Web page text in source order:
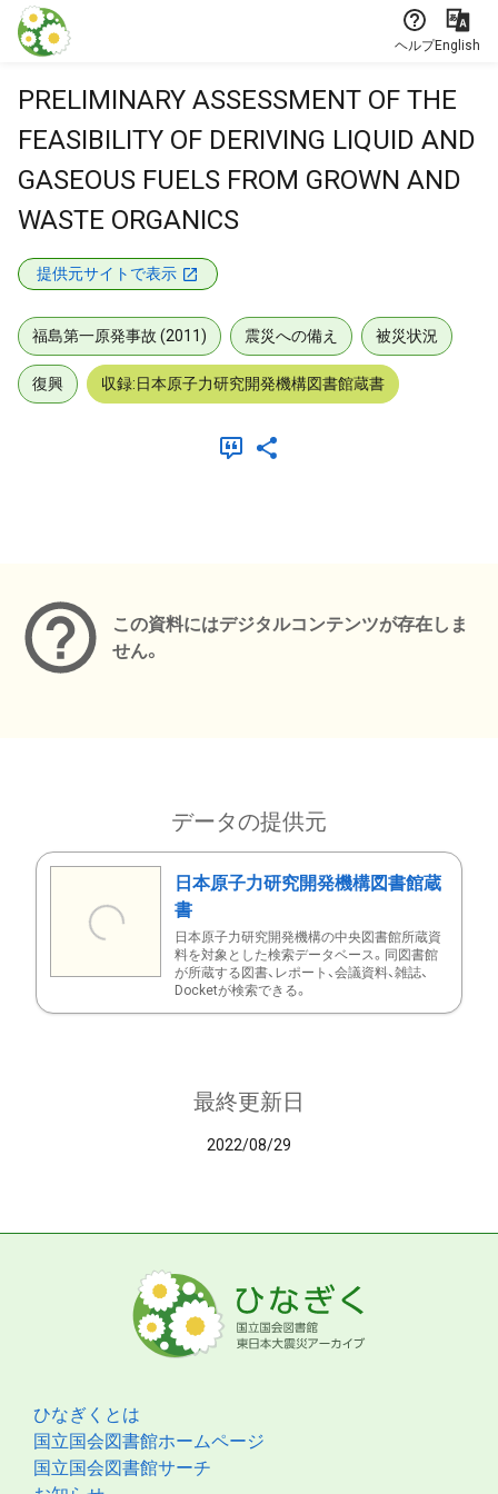
本文に飛ぶ
ヘルプEnglish
PRELIMINARY ASSESSMENT OF THE
FEASIBILITY OF DERIVING LIQUID AND
GASEOUS FUELS FROM GROWN AND
WASTE ORGANICS
提供元サイトで表示
福島第一原発事故 (2011) 震災への備え 被災状況
復興 収録:日本原子力研究開発機構図書館蔵書
この資料にはデジタルコンテンツが存在しま
せん。
データの提供元
日本原子力研究開発機構図書館蔵
書
日本原子力研究開発機構の中央図書館所蔵資
料を対象とした検索データベース。同図書館
が所蔵する図書、レポート、会議資料、雑誌、
Docketが検索できる。
最終更新日
2022/08/29
ひなぎくとは
国立国会図書館ホームページ
国立国会図書館サーチ